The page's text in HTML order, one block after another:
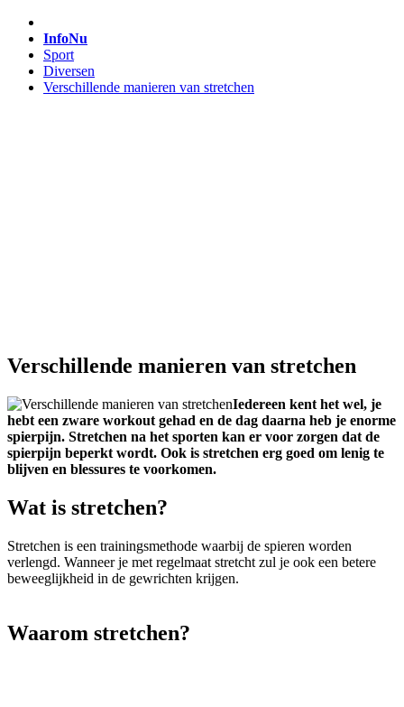
InfoNu
Sport
Diversen
Verschillende manieren van stretchen
Verschillende manieren van stretchen
Iedereen kent het wel, je
hebt een zware workout gehad en de dag daarna heb je enorme
spierpijn. Stretchen na het sporten kan er voor zorgen dat de
spierpijn beperkt wordt. Ook is stretchen erg goed om lenig te
blijven en blessures te voorkomen.
Wat is stretchen?
Stretchen is een trainingsmethode waarbij de spieren worden
verlengd. Wanneer je met regelmaat stretcht zul je ook een betere
beweeglijkheid in de gewrichten krijgen.
Waarom stretchen?